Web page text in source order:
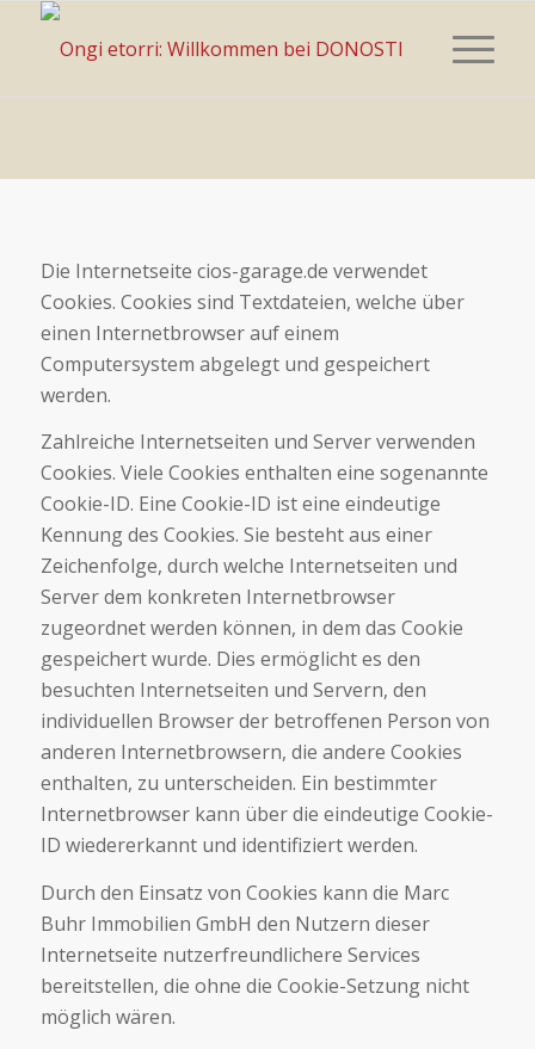
Die Internetseite cios-garage.de verwendet
Cookies. Cookies sind Textdateien, welche über
einen Internetbrowser auf einem
Computersystem abgelegt und gespeichert
werden.
Zahlreiche Internetseiten und Server verwenden
Cookies. Viele Cookies enthalten eine sogenannte
Cookie-ID. Eine Cookie-ID ist eine eindeutige
Kennung des Cookies. Sie besteht aus einer
Zeichenfolge, durch welche Internetseiten und
Server dem konkreten Internetbrowser
zugeordnet werden können, in dem das Cookie
gespeichert wurde. Dies ermöglicht es den
besuchten Internetseiten und Servern, den
individuellen Browser der betroffenen Person von
anderen Internetbrowsern, die andere Cookies
enthalten, zu unterscheiden. Ein bestimmter
Internetbrowser kann über die eindeutige Cookie-
ID wiedererkannt und identifiziert werden.
Durch den Einsatz von Cookies kann die Marc
Buhr Immobilien GmbH den Nutzern dieser
Internetseite nutzerfreundlichere Services
bereitstellen, die ohne die Cookie-Setzung nicht
möglich wären.